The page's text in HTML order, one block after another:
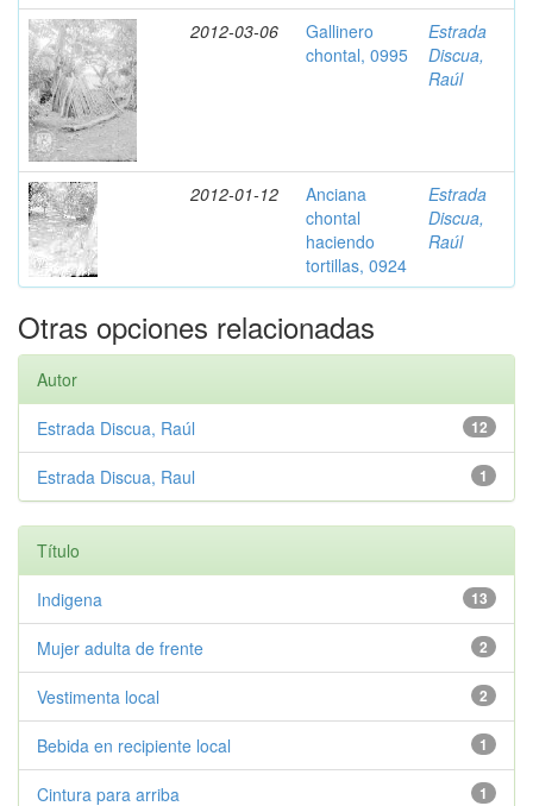
2012-03-06
Gallinero
chontal, 0995
Estrada
Discua,
Raúl
2012-01-12
Anciana
chontal
haciendo
tortillas, 0924
Estrada
Discua,
Raúl
Otras opciones relacionadas
Autor
12
Estrada Discua, Raúl
1
Estrada Discua, Raul
Título
13
Indigena
2
Mujer adulta de frente
2
Vestimenta local
1
Bebida en recipiente local
1
Cintura para arriba